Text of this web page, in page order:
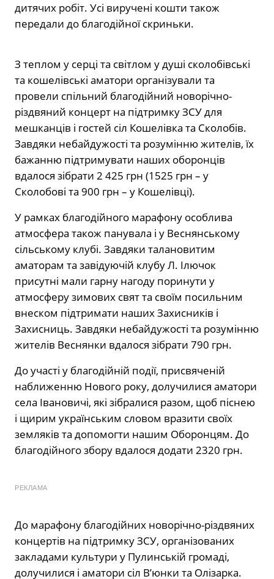
дитячих робіт. Усі виручені кошти також
передали до благодійної скриньки.
З теплом у серці та світлом у душі сколобівські
та кошелівські аматори організували та
провели спільний благодійний новорічно-
різдвяний концерт на підтримку ЗСУ для
мешканців і гостей сіл Кошелівка та Сколобів.
Завдяки небайдужості та розумінню жителів, їх
бажанню підтримувати наших оборонців
вдалося зібрати 2 425 грн (1525 грн – у
Сколобові та 900 грн – у Кошелівці).
У рамках благодійного марафону особлива
атмосфера також панувала і у Веснянському
сільському клубі. Завдяки талановитим
аматорам та завідуючій клубу Л. Ілючок
присутні мали гарну нагоду поринути у
атмосферу зимових свят та своїм посильним
внеском підтримати наших Захисників і
Захисниць. Завдяки небайдужості та розумінню
жителів Веснянки вдалося зібрати 790 грн.
До участі у благодійній події, присвяченій
наближенню Нового року, долучилися аматори
села Івановичі, які зібралися разом, щоб піснею
і щирим українським словом вразити своїх
земляків та допомогти нашим Оборонцям. До
благодійного збору вдалося додати 2320 грн.
РЕКЛАМА
До марафону благодійних новорічно-різдвяних
концертів на підтримку ЗСУ, організованих
закладами культури у Пулинській громаді,
долучилися і аматори сіл В’юнки та Олізарка.